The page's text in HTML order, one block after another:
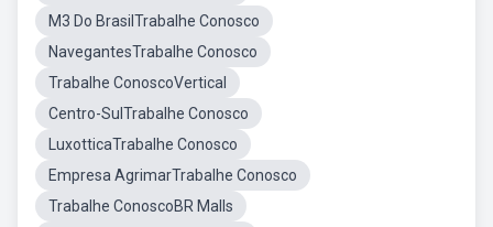
M3 Do BrasilTrabalhe Conosco
NavegantesTrabalhe Conosco
Trabalhe ConoscoVertical
Centro-SulTrabalhe Conosco
LuxotticaTrabalhe Conosco
Empresa AgrimarTrabalhe Conosco
Trabalhe ConoscoBR Malls